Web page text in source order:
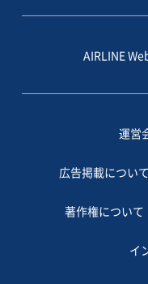
AIRLINE
運営
広告掲載について
著作権について
イ